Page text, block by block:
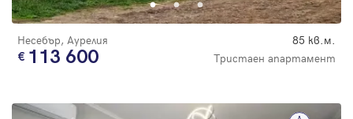
Несебър, Аурелия 85 кв.м.
113 600 Тристаен апартамент